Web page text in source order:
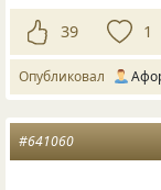
39 1
Опубликовал
#641060